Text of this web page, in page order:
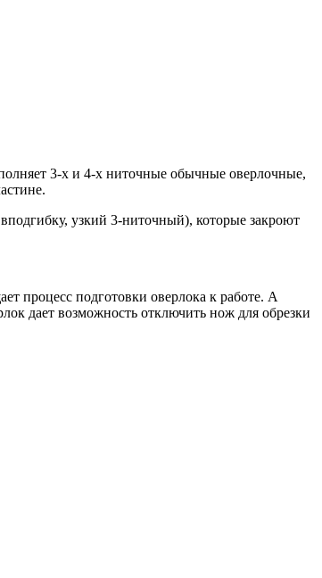
3-х и 4-х ниточные обычные оверлочные,
узкий 3-ниточный), которые закроют
процесс подготовки оверлока к работе. А
дает возможность отключить нож для обрезки